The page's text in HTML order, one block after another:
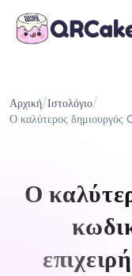
Τιμολόγηση
Τεκμηρίωση
Βοήθεια
API
Αρχική/Ιστολόγιο/
Ο